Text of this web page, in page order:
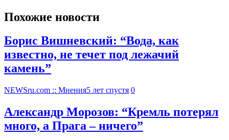
Похожие новости
Борис Вишневский: “Вода, как
известно, не течет под лежачий
камень”
NEWSru.com :: Мнения5 лет спустя 0
Александр Морозов: “Кремль потерял
много, а Прага – ничего”